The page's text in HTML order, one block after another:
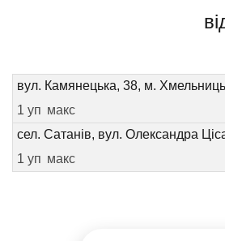
вул. Камянецька, 38, м.
1 уп макс
сел. Сатанів, вул. Олександра
1 уп макс